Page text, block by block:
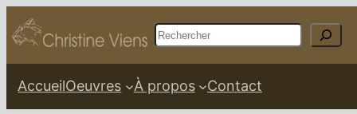
Rechercher
AccueilOeuvres À propos Contact